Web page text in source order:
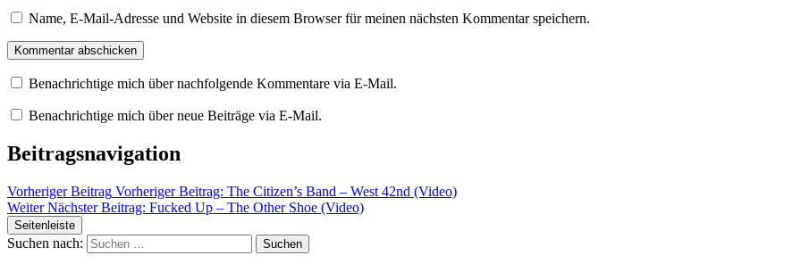
Name, E-Mail-Adresse und Website in diesem Browser für meinen nächsten Kommentar speichern.
Benachrichtige mich über nachfolgende Kommentare via E-Mail.
Benachrichtige mich über neue Beiträge via E-Mail.
Beitragsnavigation
Vorheriger Beitrag Vorheriger Beitrag: The Citizen’s Band – West 42nd (Video)
Weiter Nächster Beitrag: Fucked Up – The Other Shoe (Video)
Seitenleiste
Suchen nach: